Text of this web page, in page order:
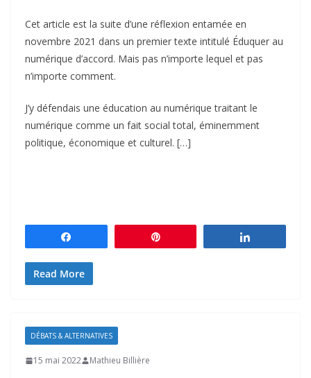
Cet article est la suite d’une réflexion entamée en
novembre 2021 dans un premier texte intitulé Éduquer au
numérique d’accord. Mais pas n’importe lequel et pas
n’importe comment.
J’y défendais une éducation au numérique traitant le
numérique comme un fait social total, éminemment
politique, économique et culturel. […]
Read More
DÉBATS & ALTERNATIVES
15 mai 2022 Mathieu Billière